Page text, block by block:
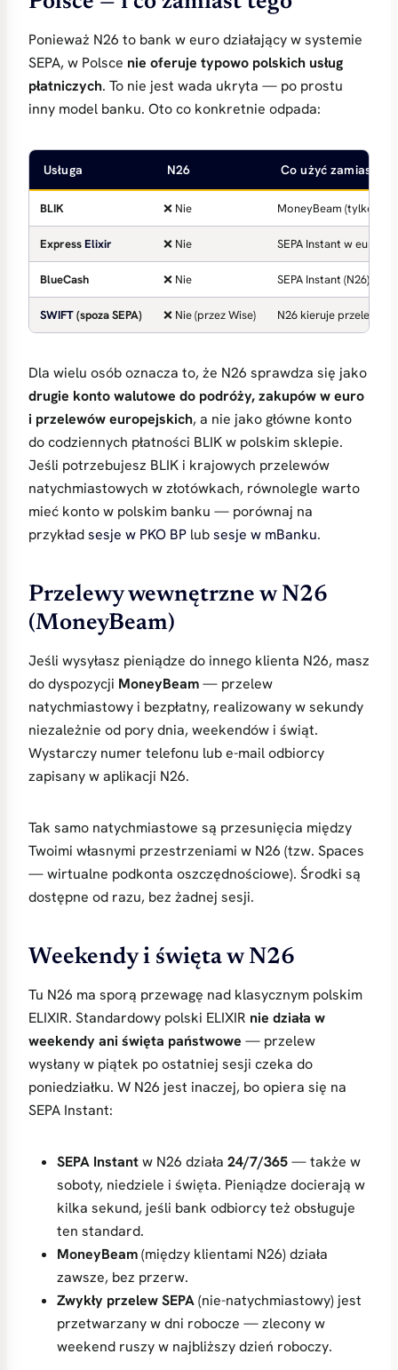
Ponieważ N26 to bank w euro działający w systemie
SEPA, w Polsce nie oferuje typowo polskich usług
płatniczych. To nie jest wada ukryta — po prostu
inny model banku. Oto co konkretnie odpada:
Usługa N26 Co użyć zamiast
BLIK ❌ Nie MoneyBeam (tylko
ExpressElixir ❌ Nie SEPA Instant w euro
BlueCash ❌ Nie SEPA Instant (N26) lub
SWIFT(spoza SEPA) ❌ Nie (przez Wise) N26 kieruje przelewy
Dla wielu osób oznacza to, że N26 sprawdza się jako
drugie konto walutowe do podróży, zakupów w euro
i przelewów europejskich, a nie jako główne konto
do codziennych płatności BLIK w polskim sklepie.
Jeśli potrzebujesz BLIK i krajowych przelewów
natychmiastowych w złotówkach, równolegle warto
mieć konto w polskim banku — porównaj na
przykładsesje w PKO BP lubsesje w mBanku.
Przelewy wewnętrzne w N26
(MoneyBeam)
Jeśli wysyłasz pieniądze do innego klienta N26, masz
do dyspozycji MoneyBeam— przelew
natychmiastowy i bezpłatny, realizowany w sekundy
niezależnie od pory dnia, weekendów i świąt.
Wystarczy numer telefonu lub e-mail odbiorcy
zapisany w aplikacji N26.
Tak samo natychmiastowe są przesunięcia między
Twoimi własnymi przestrzeniami w N26 (tzw. Spaces
— wirtualne podkonta oszczędnościowe). Środki są
dostępne od razu, bez żadnej sesji.
Weekendy i święta w N26
Tu N26 ma sporą przewagę nad klasycznym polskim
ELIXIR. Standardowy polski ELIXIR nie działa w
weekendy ani święta państwowe — przelew
wysłany w piątek po ostatniej sesji czeka do
poniedziałku. W N26 jest inaczej, bo opiera się na
SEPA Instant:
SEPA Instantw N26 działa 24/7/365— także w
soboty, niedziele i święta. Pieniądze docierają w
kilka sekund, jeśli bank odbiorcy też obsługuje
ten standard.
MoneyBeam(między klientami N26) działa
zawsze, bez przerw.
Zwykły przelew SEPA(nie-natychmiastowy) jest
przetwarzany w dni robocze — zlecony w
weekend ruszy w najbliższy dzień roboczy.